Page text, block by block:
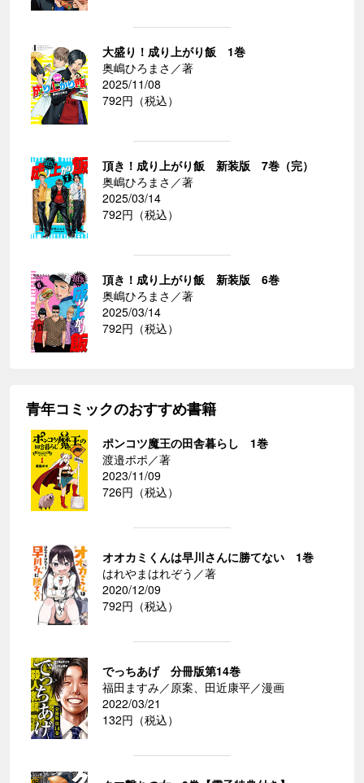
大盛り！成り上がり飯 1巻
奥嶋ひろまさ／著
2025/11/08
792円（税込）
頂き！成り上がり飯 新装版 7巻（完）
奥嶋ひろまさ／著
2025/03/14
792円（税込）
頂き！成り上がり飯 新装版 6巻
奥嶋ひろまさ／著
2025/03/14
792円（税込）
青年コミックのおすすめ書籍
ポンコツ魔王の田舎暮らし 1巻
渡邉ポポ／著
2023/11/09
726円（税込）
オオカミくんは早川さんに勝てない 1巻
はれやまはれぞう／著
2020/12/09
792円（税込）
でっちあげ 分冊版第14巻
福田ますみ／原案、田近康平／漫画
2022/03/21
132円（税込）